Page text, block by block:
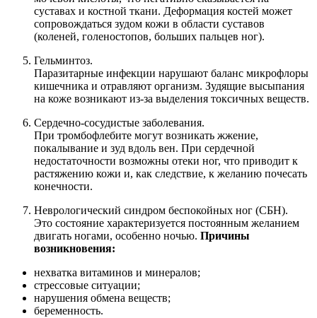
суставах и костной ткани. Деформация костей может
сопровождаться зудом кожи в области суставов
(коленей, голеностопов, больших пальцев ног).
Гельминтоз.
Паразитарные инфекции нарушают баланс микрофлоры
кишечника и отравляют организм. Зудящие высыпания
на коже возникают из-за выделения токсичных веществ.
Сердечно-сосудистые заболевания.
При тромбофлебите могут возникать жжение,
покалывание и зуд вдоль вен. При сердечной
недостаточности возможны отеки ног, что приводит к
растяжению кожи и, как следствие, к желанию почесать
конечности.
Неврологический синдром беспокойных ног (СБН).
Это состояние характеризуется постоянным желанием
двигать ногами, особенно ночью. Причины
возникновения:
нехватка витаминов и минералов;
стрессовые ситуации;
нарушения обмена веществ;
беременность.